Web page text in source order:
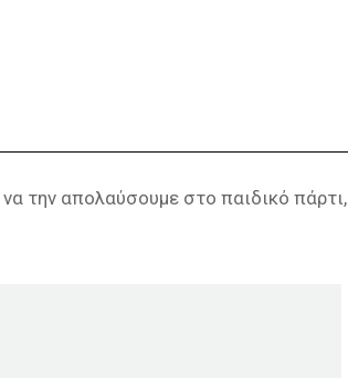
την απολαύσουμε στο παιδικό πάρτι,